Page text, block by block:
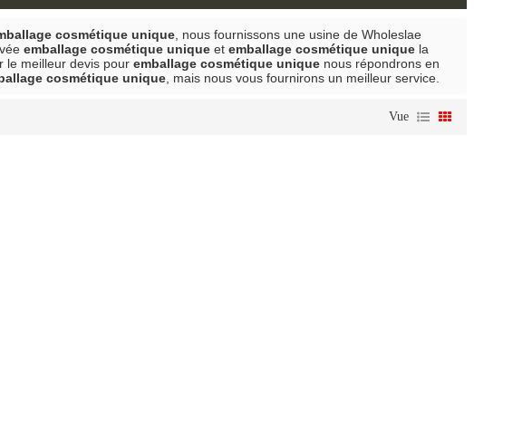
cosmétique unique , nous fournissons une usine de Wholeslae
emballage cosmétique unique et emballage cosmétique unique la
le meilleur devis pour emballage cosmétique unique nous répondrons en
cosmétique unique , mais nous vous fournirons un meilleur service.
Vue